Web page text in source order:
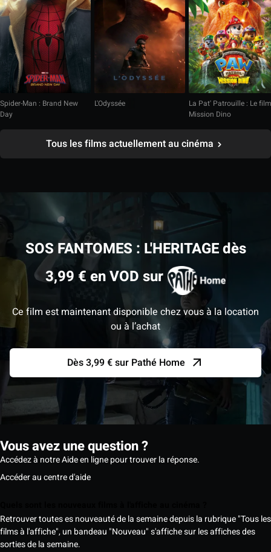
Spider-Man : Brand New
Day
L'Odyssée
La Pat' Patrouille : Le film
Mission Dino
Tous les films actuellement au cinéma
SOS FANTOMES : L'HERITAGE dès
3,99 € en VOD sur
Ce film est maintenant disponible chez vous à la location
ou à l’achat
Dès 3,99 € sur Pathé Home
Vous avez une question ?
Accédez à notre Aide en ligne pour trouver la réponse.
Accéder au centre d'aide
Retrouver toutes es nouveauté de la semaine depuis la rubrique "Tous les
films à l'affiche", un bandeau "Nouveau" s'affiche sur les affiches des
sorties de la semaine.